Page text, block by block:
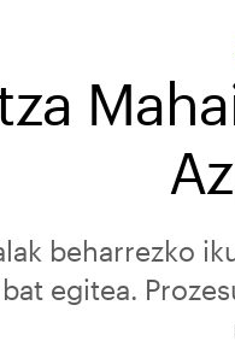
beharrezko
egitea.